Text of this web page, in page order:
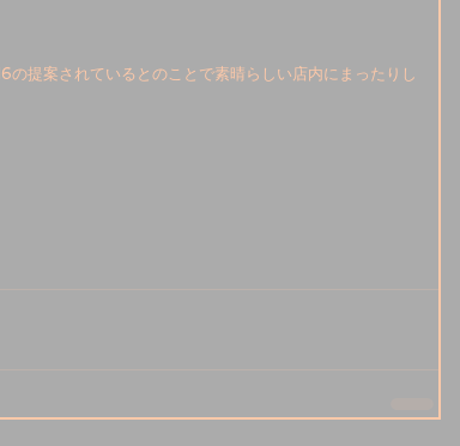
の提案されているとのことで素晴らしい店内にまったりし